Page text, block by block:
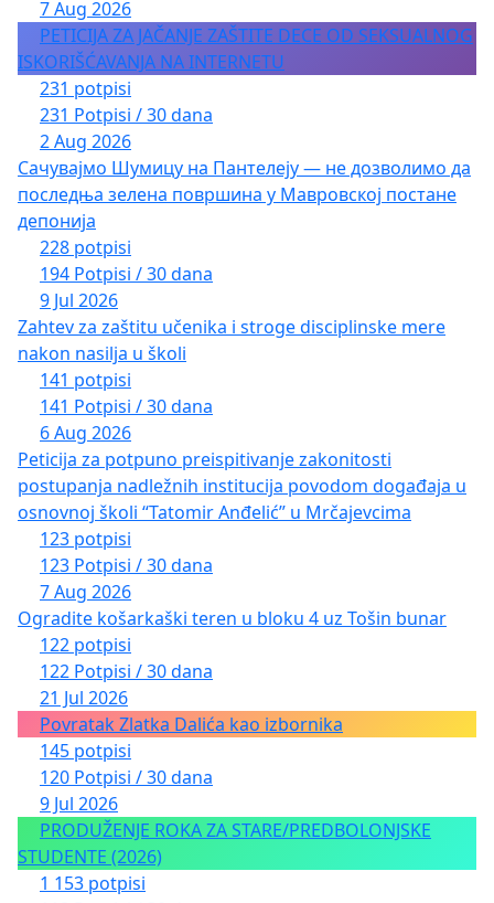
7 Aug 2026
PETICIJA ZA JAČANJE ZAŠTITE DECE OD SEKSUALNOG
ISKORIŠĆAVANJA NA INTERNETU
231 potpisi
231 Potpisi / 30 dana
2 Aug 2026
Сачувајмо Шумицу на Пантелеју — не дозволимо да
последња зелена површина у Мавровској постане
депонија
228 potpisi
194 Potpisi / 30 dana
9 Jul 2026
Zahtev za zaštitu učenika i stroge disciplinske mere
nakon nasilja u školi
141 potpisi
141 Potpisi / 30 dana
6 Aug 2026
Peticija za potpuno preispitivanje zakonitosti
postupanja nadležnih institucija povodom događaja u
osnovnoj školi “Tatomir Anđelić” u Mrčajevcima
123 potpisi
123 Potpisi / 30 dana
7 Aug 2026
Ogradite košarkaški teren u bloku 4 uz Tošin bunar
122 potpisi
122 Potpisi / 30 dana
21 Jul 2026
Povratak Zlatka Dalića kao izbornika
145 potpisi
120 Potpisi / 30 dana
9 Jul 2026
PRODUŽENJE ROKA ZA STARE/PREDBOLONJSKE
STUDENTE (2026)
1 153 potpisi